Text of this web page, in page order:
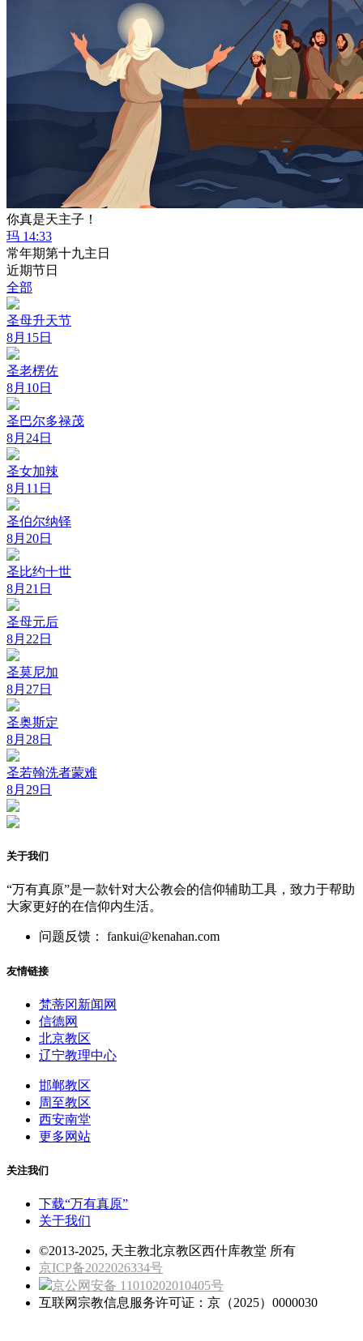
你真是天主子！
玛 14:33
常年期第十九主日
近期节日
全部
圣母升天节
8月15日
圣老楞佐
8月10日
圣巴尔多禄茂
8月24日
圣女加辣
8月11日
圣伯尔纳铎
8月20日
圣比约十世
8月21日
圣母元后
8月22日
圣莫尼加
8月27日
圣奥斯定
8月28日
圣若翰洗者蒙难
8月29日
关于我们
“万有真原”是一款针对大公教会的信仰辅助工具，致力于帮助
大家更好的在信仰内生活。
问题反馈： fankui@kenahan.com
友情链接
梵蒂冈新闻网
信德网
北京教区
辽宁教理中心
邯郸教区
周至教区
西安南堂
更多网站
关注我们
下载“万有真原”
关于我们
©2013-2025, 天主教北京教区西什库教堂 所有
京ICP备2022026334号
京公网安备 11010202010405号
互联网宗教信息服务许可证：京（2025）0000030